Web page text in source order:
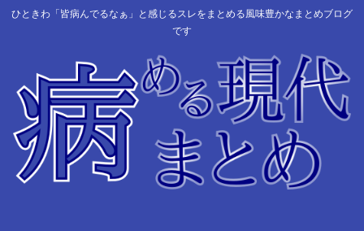
ひときわ「皆病んでるなぁ」と感じるスレをまとめる風味豊かなまとめブログ
です